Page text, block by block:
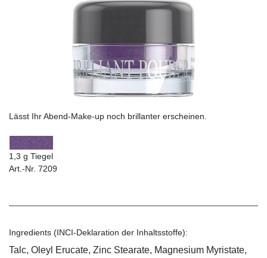
Lässt Ihr Abend-Make-up noch brillanter erscheinen.
1,3 g Tiegel
Art.-Nr. 7209
Ingredients (INCI-Deklaration der Inhaltsstoffe):
Talc, Oleyl Erucate, Zinc Stearate, Magnesium Myristate,